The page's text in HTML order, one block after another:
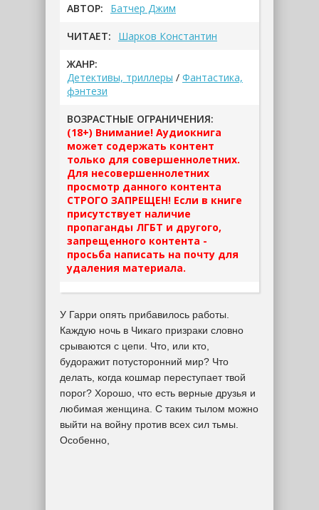
АВТОР: Батчер Джим
ЧИТАЕТ: Шарков Константин
ЖАНР:
Детективы, триллеры / Фантастика,
фэнтези
ВОЗРАСТНЫЕ ОГРАНИЧЕНИЯ:
(18+) Внимание! Аудиокнига
может содержать контент
только для совершеннолетних.
Для несовершеннолетних
просмотр данного контента
СТРОГО ЗАПРЕЩЕН! Если в книге
присутствует наличие
пропаганды ЛГБТ и другого,
запрещенного контента -
просьба написать на почту для
удаления материала.
У Гарри опять прибавилось работы.
Каждую ночь в Чикаго призраки словно
срываются с цепи. Что, или кто,
будоражит потусторонний мир? Что
делать, когда кошмар переступает твой
порог? Хорошо, что есть верные друзья и
любимая женщина. С таким тылом можно
выйти на войну против всех сил тьмы.
Особенно,